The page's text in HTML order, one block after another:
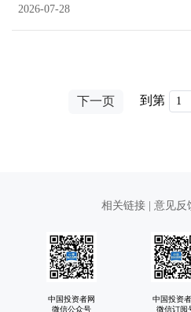
2026-07-28
下一页 到第
相关链接 意见反
中国投资者网
微信公众号
中国投资
微信订阅